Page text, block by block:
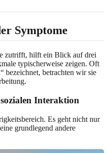
Symptome
zutrifft, hilft ein Blick auf drei
typischerweise zeigen. Oft
bezeichnet, betrachten wir sie
Interaktion
Es geht nicht nur
grundlegend andere